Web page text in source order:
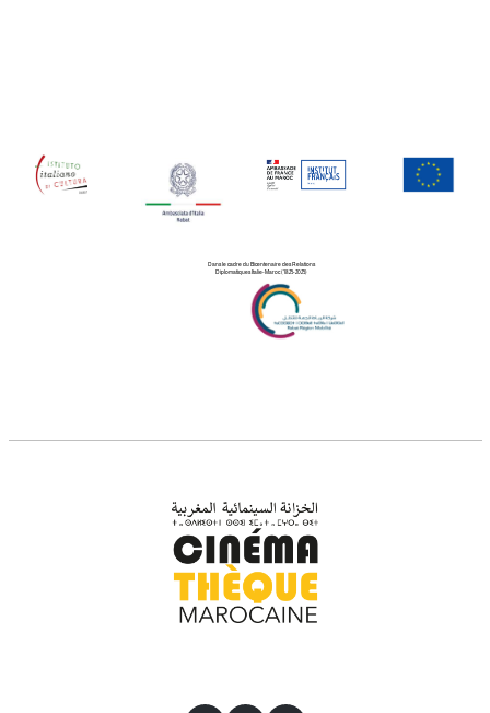
Dans le cadre du Bicentenaire des Relations
Diplomatiques Italie-Maroc (1825-2025)